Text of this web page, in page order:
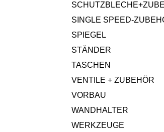
SINGLE SPEED-
SPIEGEL
STÄNDER
TASCHEN
VENTILE + ZUBEHÖR
VORBAU
WANDHALTER
WERKZEUGE